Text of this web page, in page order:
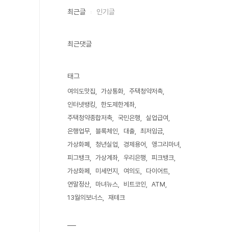
최근글 인기글
최근댓글
태그
여의도맛집 가상통화
주택청약저축
인터넷뱅킹
한도제한계좌
주택청약종합저축
국민은행
실업급여
은행업무
블록체인 대출
최저임금
가상화폐
청년실업 경제용어
앵그리마녀
피그뱅크
가상계좌 우리은행
피크뱅크
가상화페
미세먼지 여의도
다이어트
연말정산
마녀뉴스 비트코인
ATM
13월의보너스
재테크